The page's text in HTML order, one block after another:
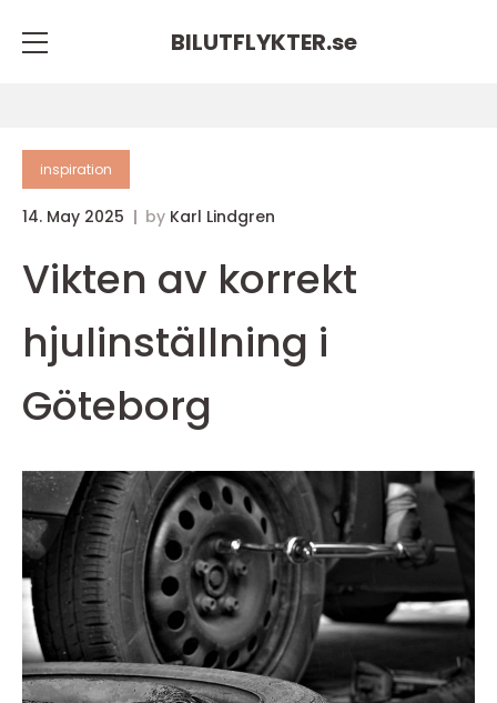
BILUTFLYKTER.se
inspiration
14. May 2025 by Karl Lindgren
Vikten av korrekt
hjulinställning i
Göteborg